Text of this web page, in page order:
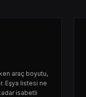
araç boyutu,
Eşya listesi ne
isabetli